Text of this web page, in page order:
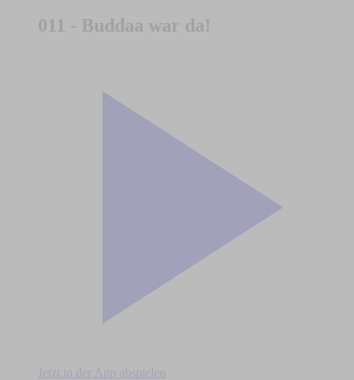
011 - Buddaa war da!
Jetzt in der App abspielen